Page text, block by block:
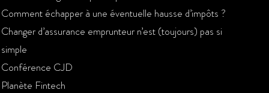
Comment échapper à une éventuelle hausse d’impôts ?
Changer d’assurance emprunteur n’est (toujours) pas si
simple
Conférence CJD
Planète Fintech